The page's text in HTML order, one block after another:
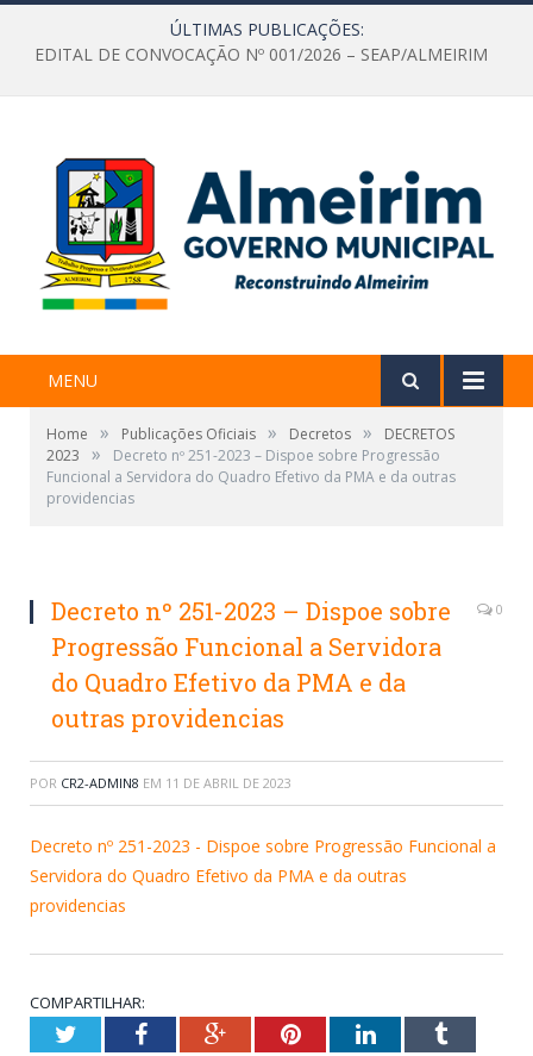
ÚLTIMAS PUBLICAÇÕES:
EDITAL DE CONVOCAÇÃO Nº 001/2026 – SEAP/ALMEIRIM
MENU
Home » Publicações Oficiais » Decretos »
DECRETOS
2023
»
Decreto nº 251-2023 – Dispoe sobre Progressão
Funcional a Servidora do Quadro Efetivo da PMA e da outras
providencias
Decreto nº 251-2023 – Dispoe sobre
Progressão Funcional a Servidora
do Quadro Efetivo da PMA e da
outras providencias
0
POR CR2-ADMIN8 EM 11 DE ABRIL DE 2023
Decreto nº 251-2023 - Dispoe sobre Progressão Funcional a
Servidora do Quadro Efetivo da PMA e da outras
providencias
COMPARTILHAR:
TwitterFacebookGoogle+PinterestLinkedInTumblr